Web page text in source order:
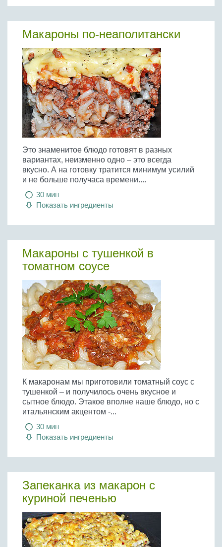
Макароны по-неаполитански
Это знаменитое блюдо готовят в разных
вариантах, неизменно одно – это всегда
вкусно. А на готовку тратится минимум усилий
и не больше получаса времени....
30 мин
Показать ингредиенты
Макароны с тушенкой в
томатном соусе
К макаронам мы приготовили томатный соус с
тушенкой – и получилось очень вкусное и
сытное блюдо. Этакое вполне наше блюдо, но с
итальянским акцентом -...
30 мин
Показать ингредиенты
Запеканка из макарон с
куриной печенью